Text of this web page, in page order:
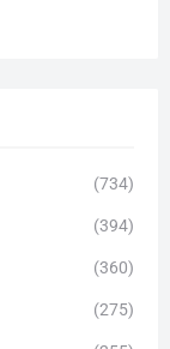
(734)
(394)
(360)
(275)